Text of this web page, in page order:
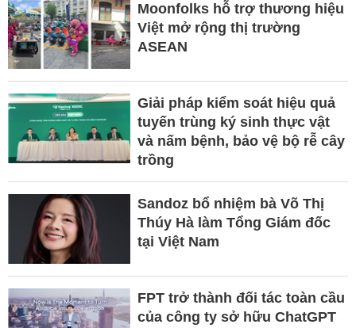
Moonfolks hỗ trợ thương hiệu
Việt mở rộng thị trường
ASEAN
Giải pháp kiểm soát hiệu quả
tuyến trùng ký sinh thực vật
và nấm bệnh, bảo vệ bộ rễ cây
trồng
Sandoz bổ nhiệm bà Võ Thị
Thúy Hà làm Tổng Giám đốc
tại Việt Nam
FPT trở thành đối tác toàn cầu
của công ty sở hữu ChatGPT